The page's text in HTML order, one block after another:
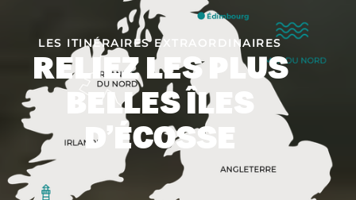
LES ITINÉRAIRES EXTRAORDINAIRES
RELIEZ LES PLUS
BELLES ÎLES
D’ÉCOSSE